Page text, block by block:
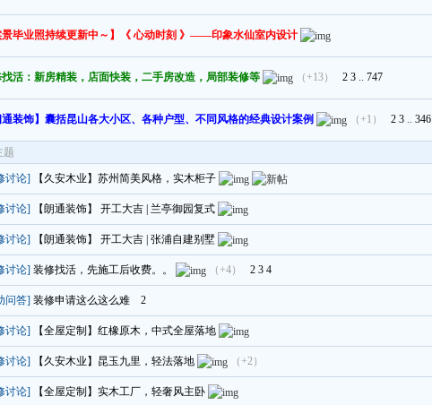
景毕业照持续更新中～】《 心动时刻 》——印象水仙室内设计
活：新房精装，店面快装，二手房改造，局部装修等 （+13） 2 3 747
通装饰】囊括昆山各大小区、各种户型、不同风格的经典设计案例 （+1） 2 3 346
题
讨论] 【久安木业】苏州简美风格，实木柜子
讨论] 【朗通装饰】 开工大吉 | 兰亭御园复式
讨论] 【朗通装饰】 开工大吉 | 张浦自建别墅
讨论] 装修找活，先施工后收费。。 （+4） 2 3 4
问答] 装修申请这么这么难 2
讨论] 【全屋定制】红橡原木，中式全屋落地
讨论] 【久安木业】昆玉九里，轻法落地 （+2）
讨论] 【全屋定制】实木工厂，轻奢风主卧